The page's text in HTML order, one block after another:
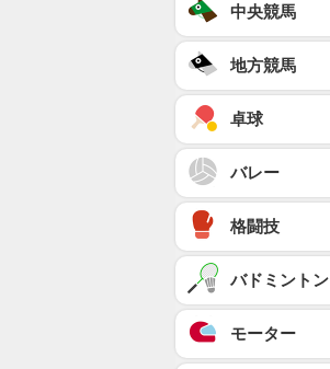
中央競馬
地方競馬
卓球
バレー
格闘技
バドミントン
モーター